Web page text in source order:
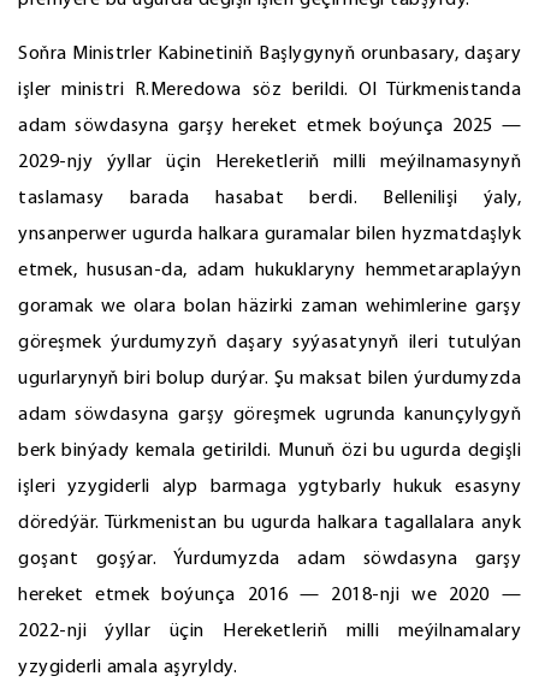
Soňra Ministrler Kabinetiniň Başlygynyň orunbasary, daşary
işler ministri R.Meredowa söz berildi. Ol Türkmenistanda
adam söwdasyna garşy hereket etmek boýunça 2025 —
2029-njy ýyllar üçin Hereketleriň milli meýilnamasynyň
taslamasy barada hasabat berdi. Bellenilişi ýaly,
ynsanperwer ugurda halkara guramalar bilen hyzmatdaşlyk
etmek, hususan-da, adam hukuklaryny hemmetaraplaýyn
goramak we olara bolan häzirki zaman wehimlerine garşy
göreşmek ýurdumyzyň daşary syýasatynyň ileri tutulýan
ugurlarynyň biri bolup durýar. Şu maksat bilen ýurdumyzda
adam söwdasyna garşy göreşmek ugrunda kanunçylygyň
berk binýady kemala getirildi. Munuň özi bu ugurda degişli
işleri yzygiderli alyp barmaga ygtybarly hukuk esasyny
döredýär. Türkmenistan bu ugurda halkara tagallalara anyk
goşant goşýar. Ýurdumyzda adam söwdasyna garşy
hereket etmek boýunça 2016 — 2018-nji we 2020 —
2022-nji ýyllar üçin Hereketleriň milli meýilnamalary
yzygiderli amala aşyryldy.